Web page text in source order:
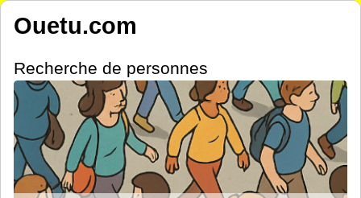
Ouetu.com
Recherche de personnes